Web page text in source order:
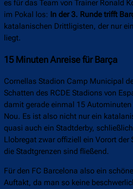
es für das Team von Trainer Ronald
im Pokal los: In der 3. Runde trifft
katalanischen Drittligisten, der nur
liegt.
15 Minuten Anreise für Barça
Cornellas Stadion Camp Municipal
Schatten des RCDE Stadions von
damit gerade einmal 15
Nou. Es ist also nicht nur ein
quasi auch ein Stadtderby,
Llobregat zwar offiziell ein Vorort der
die Stadtgrenzen sind fließend.
Für den FC Barcelona also ein
Auftakt, da man so keine